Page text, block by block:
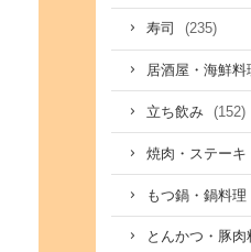
寿司 (235)
居酒屋・海鮮料
立ち飲み (152)
焼肉・ステーキ
もつ鍋・鍋料理
とんかつ・豚肉